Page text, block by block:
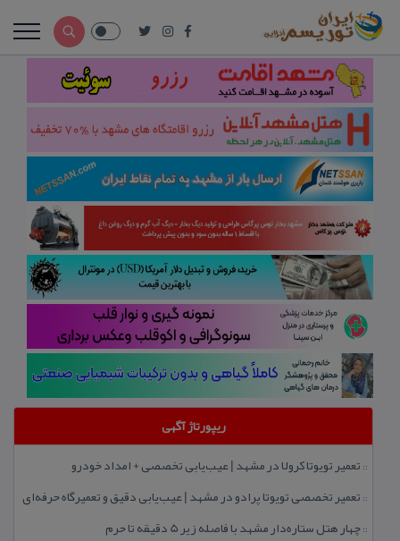
ریپورتاژ آگهی
:: تعمیر تویوتا كرولا در مشهد | عیب‌یابی تخصصی + امداد خودرو
:: تعمیر تخصصی تویوتا پرادو در مشهد | عیب‌یابی دقیق و تعمیرگاه حرفه‌ای
::چهار هتل‌ ستاره‌دار مشهد با فاصله زیر 5 دقیقه تا حرم